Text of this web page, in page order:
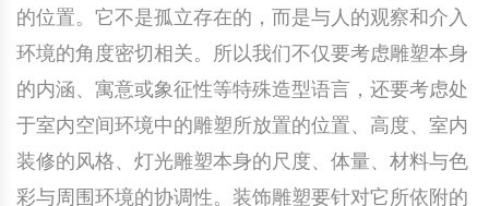
的位置。它不是孤立存在的，而是与人的观察和介入
环境的角度密切相关。所以我们不仅要考虑雕塑本身
的内涵、寓意或象征性等特殊造型语言，还要考虑处
于室内空间环境中的雕塑所放置的位置、高度、室内
装修的风格、灯光雕塑本身的尺度、体量、材料与色
彩与周围环境的协调性。装饰雕塑要针对它所依附的